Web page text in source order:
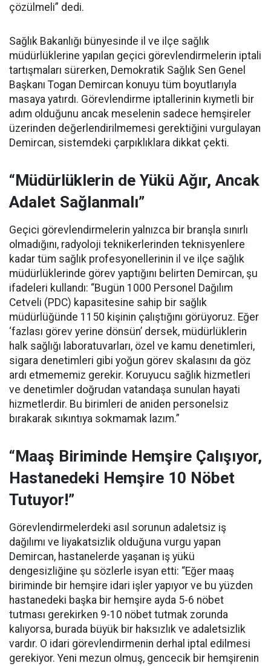
çözülmeli” dedi.
Sağlık Bakanlığı bünyesinde il ve ilçe sağlık
müdürlüklerine yapılan geçici görevlendirmelerin iptali
tartışmaları sürerken, Demokratik Sağlık Sen Genel
Başkanı Togan Demircan konuyu tüm boyutlarıyla
masaya yatırdı. Görevlendirme iptallerinin kıymetli bir
adım olduğunu ancak meselenin sadece hemşireler
üzerinden değerlendirilmemesi gerektiğini vurgulayan
Demircan, sistemdeki çarpıklıklara dikkat çekti.
“Müdürlüklerin de Yükü Ağır, Ancak
Adalet Sağlanmalı”
Geçici görevlendirmelerin yalnızca bir branşla sınırlı
olmadığını, radyoloji teknikerlerinden teknisyenlere
kadar tüm sağlık profesyonellerinin il ve ilçe sağlık
müdürlüklerinde görev yaptığını belirten Demircan, şu
ifadeleri kullandı: “Bugün 1000 Personel Dağılım
Cetveli (PDC) kapasitesine sahip bir sağlık
müdürlüğünde 1150 kişinin çalıştığını görüyoruz. Eğer
‘fazlası görev yerine dönsün’ dersek, müdürlüklerin
halk sağlığı laboratuvarları, özel ve kamu denetimleri,
sigara denetimleri gibi yoğun görev skalasını da göz
ardı etmememiz gerekir. Koruyucu sağlık hizmetleri
ve denetimler doğrudan vatandaşa sunulan hayati
hizmetlerdir. Bu birimleri de aniden personelsiz
bırakarak sıkıntıya sokmamak lazım.”
“Maaş Biriminde Hemşire Çalışıyor,
Hastanedeki Hemşire 10 Nöbet
Tutuyor!”
Görevlendirmelerdeki asıl sorunun adaletsiz iş
dağılımı ve liyakatsizlik olduğuna vurgu yapan
Demircan, hastanelerde yaşanan iş yükü
dengesizliğine şu sözlerle isyan etti: “Eğer maaş
biriminde bir hemşire idari işler yapıyor ve bu yüzden
hastanedeki başka bir hemşire ayda 5-6 nöbet
tutması gerekirken 9-10 nöbet tutmak zorunda
kalıyorsa, burada büyük bir haksızlık ve adaletsizlik
vardır. O idari görevlendirmenin derhal iptal edilmesi
gerekiyor. Yeni mezun olmuş, gencecik bir hemşirenin